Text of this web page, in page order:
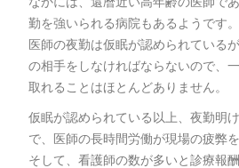
勤を強いられる病院もあるようです。
医師の夜勤は仮眠が認められている
の相手をしなければならないので、
取れることはほとんどありません。
仮眠が認められている以上、夜勤明
で、医師の長時間労働が現場の疲弊
そして、看護師の数が多いと診療報